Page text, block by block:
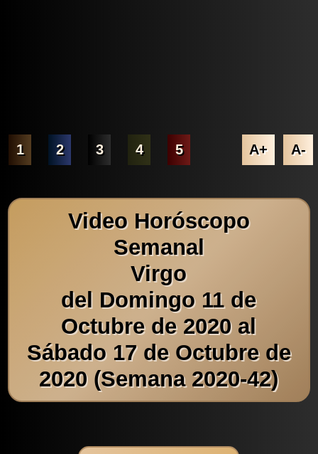
1 2 3 4 5 A+ A-
Video Horóscopo
Semanal
Virgo
del Domingo 11 de
Octubre de 2020 al
Sábado 17 de Octubre de
2020 (Semana 2020-42)